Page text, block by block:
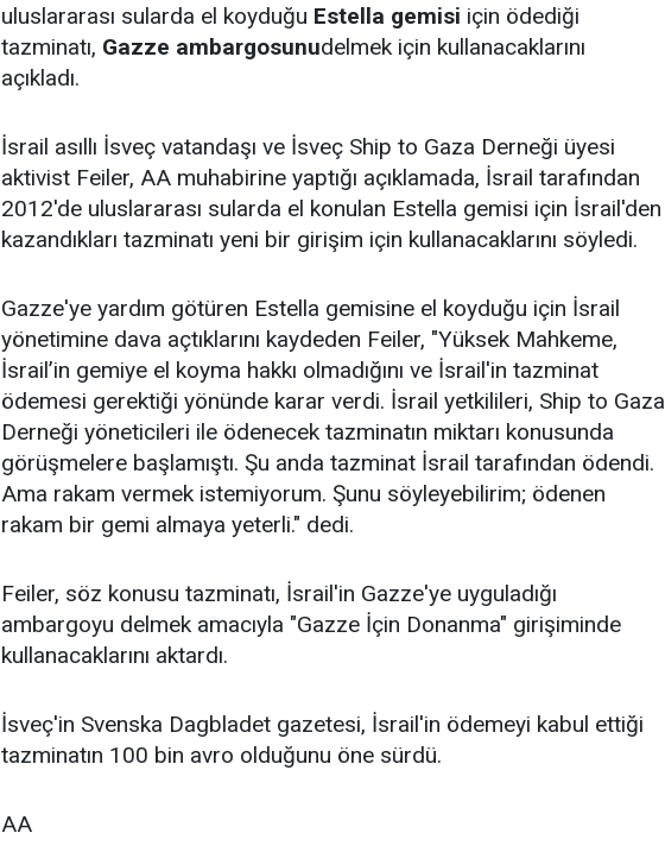
uluslararası sularda el koyduğu Estella gemisi için ödediği
tazminatı, Gazze ambargosunudelmek için kullanacaklarını
açıkladı.
İsrail asıllı İsveç vatandaşı ve İsveç Ship to Gaza Derneği üyesi
aktivist Feiler, AA muhabirine yaptığı açıklamada, İsrail tarafından
2012'de uluslararası sularda el konulan Estella gemisi için İsrail'den
kazandıkları tazminatı yeni bir girişim için kullanacaklarını söyledi.
Gazze'ye yardım götüren Estella gemisine el koyduğu için İsrail
yönetimine dava açtıklarını kaydeden Feiler, "Yüksek Mahkeme,
İsrail’in gemiye el koyma hakkı olmadığını ve İsrail'in tazminat
ödemesi gerektiği yönünde karar verdi. İsrail yetkilileri, Ship to Gaza
Derneği yöneticileri ile ödenecek tazminatın miktarı konusunda
görüşmelere başlamıştı. Şu anda tazminat İsrail tarafından ödendi.
Ama rakam vermek istemiyorum. Şunu söyleyebilirim; ödenen
rakam bir gemi almaya yeterli." dedi.
Feiler, söz konusu tazminatı, İsrail'in Gazze'ye uyguladığı
ambargoyu delmek amacıyla "Gazze İçin Donanma" girişiminde
kullanacaklarını aktardı.
İsveç'in Svenska Dagbladet gazetesi, İsrail'in ödemeyi kabul ettiği
tazminatın 100 bin avro olduğunu öne sürdü.
AA